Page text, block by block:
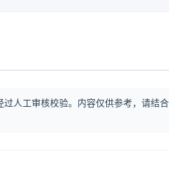
人工审核校验。内容仅供参考，请结